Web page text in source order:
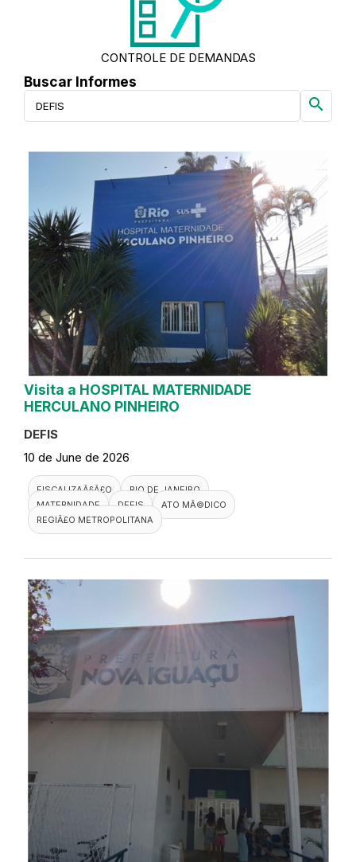
CONTROLE DE DEMANDAS
Buscar Informes
search
Visita a HOSPITAL MATERNIDADE
HERCULANO PINHEIRO
DEFIS
10 de June de 2026
FISCALIZAÃ§Ã£O
RIO DE JANEIRO
MATERNIDADE
DEFIS
ATO MÃ©DICO
REGIÃ£O METROPOLITANA